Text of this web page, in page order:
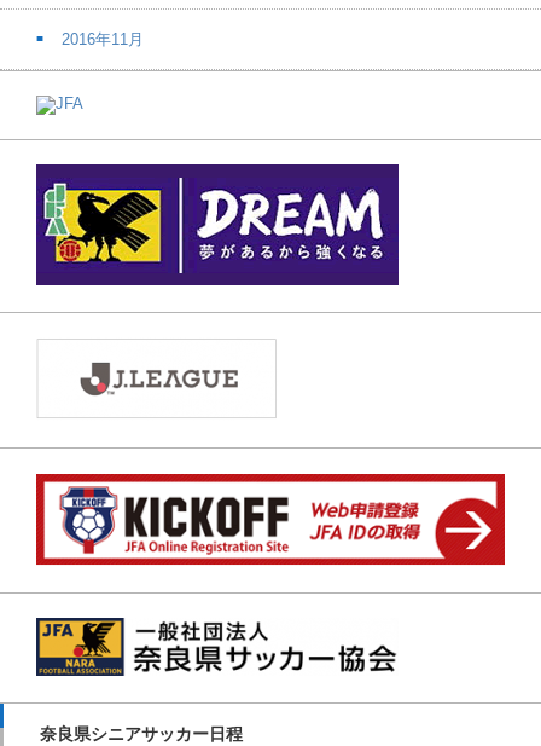
2016年11月
奈良県シニアサッカー日程